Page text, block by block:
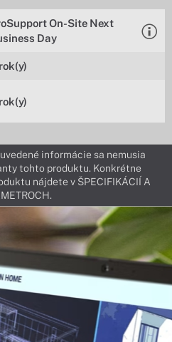
On-Site Next
Day
informácie sa nemusia
tohto produktu. Konkrétne
nájdete v ŠPECIFIKÁCIÍ A